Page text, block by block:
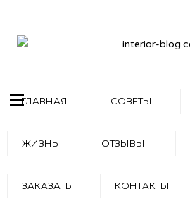
ГЛАВНАЯ СОВЕТЫ
ЖИЗНЬ ОТЗЫВЫ
ЗАКАЗАТЬ КОНТАКТЫ